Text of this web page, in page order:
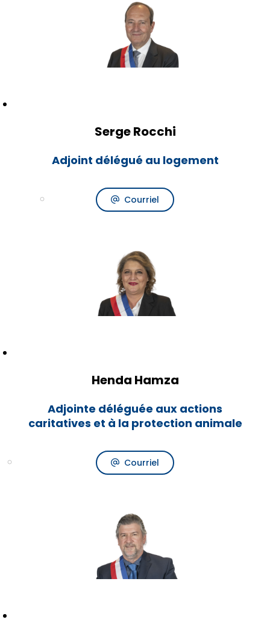
Serge Rocchi
Adjoint délégué au logement
Courriel
Henda Hamza
Adjointe déléguée aux actions
caritatives et à la protection animale
Courriel